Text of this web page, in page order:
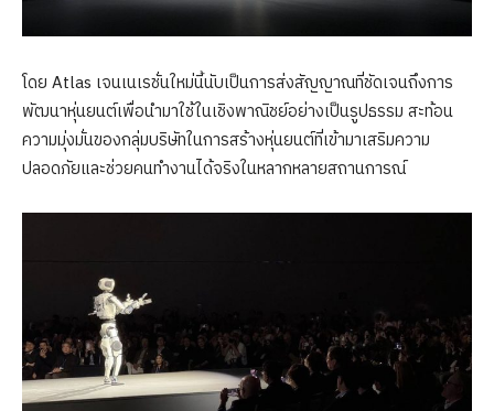
โดย Atlas เจนเนเรชั่นใหม่นี้นับเป็นการส่งสัญญาณที่ชัดเจนถึงการ
พัฒนาหุ่นยนต์เพื่อนำมาใช้ในเชิงพาณิชย์อย่างเป็นรูปธรรม สะท้อน
ความมุ่งมั่นของกลุ่มบริษัทในการสร้างหุ่นยนต์ที่เข้ามาเสริมความ
ปลอดภัยและช่วยคนทำงานได้จริงในหลากหลายสถานการณ์